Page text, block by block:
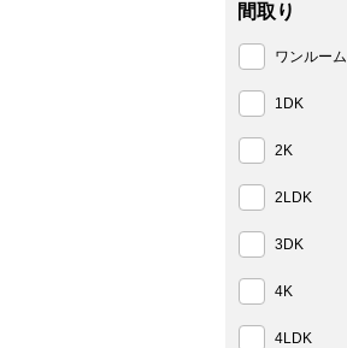
間取り
ワンルーム
1DK
2K
2LDK
3DK
4K
4LDK